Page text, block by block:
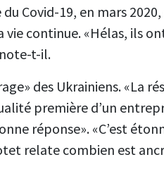
Covid-19, en mars 2020,
continue. «Hélas, ils
note-t-il.
des Ukrainiens. «La
première d’un
réponse». «C’est
relate combien est